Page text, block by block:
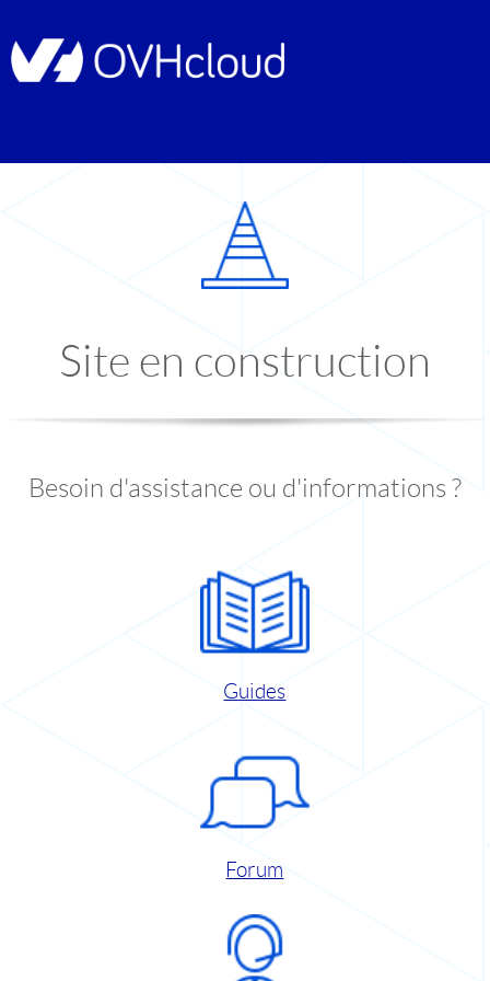
Site en construction
Besoin d'assistance ou d'informations ?
Guides
Forum